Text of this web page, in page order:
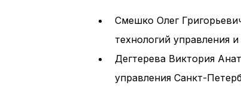
Смешко Олег
технологий управления
Дегтерева Виктория
управления Санкт-